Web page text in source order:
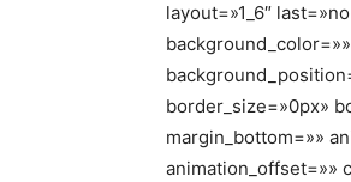
layout=»1_6″
border_size=»0px»
margin_bottom=»»
animation_offset=»»